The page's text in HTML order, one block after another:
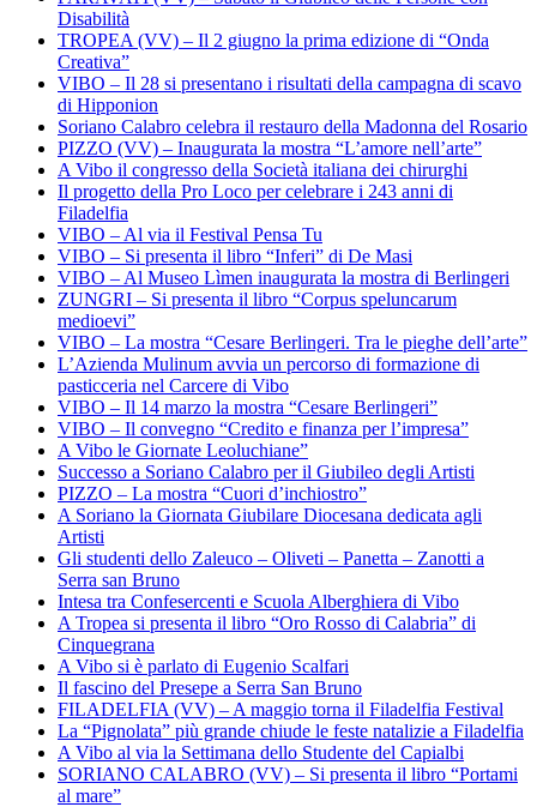
Disabilità
TROPEA (VV) – Il 2 giugno la prima edizione di “Onda
Creativa”
VIBO – Il 28 si presentano i risultati della campagna di scavo
di Hipponion
Soriano Calabro celebra il restauro della Madonna del Rosario
PIZZO (VV) – Inaugurata la mostra “L’amore nell’arte”
A Vibo il congresso della Società italiana dei chirurghi
Il progetto della Pro Loco per celebrare i 243 anni di
Filadelfia
VIBO – Al via il Festival Pensa Tu
VIBO – Si presenta il libro “Inferi” di De Masi
VIBO – Al Museo Lìmen inaugurata la mostra di Berlingeri
ZUNGRI – Si presenta il libro “Corpus speluncarum
medioevi”
VIBO – La mostra “Cesare Berlingeri. Tra le pieghe dell’arte”
L’Azienda Mulinum avvia un percorso di formazione di
pasticceria nel Carcere di Vibo
VIBO – Il 14 marzo la mostra “Cesare Berlingeri”
VIBO – Il convegno “Credito e finanza per l’impresa”
A Vibo le Giornate Leoluchiane”
Successo a Soriano Calabro per il Giubileo degli Artisti
PIZZO – La mostra “Cuori d’inchiostro”
A Soriano la Giornata Giubilare Diocesana dedicata agli
Artisti
Gli studenti dello Zaleuco – Oliveti – Panetta – Zanotti a
Serra san Bruno
Intesa tra Confesercenti e Scuola Alberghiera di Vibo
A Tropea si presenta il libro “Oro Rosso di Calabria” di
Cinquegrana
A Vibo si è parlato di Eugenio Scalfari
Il fascino del Presepe a Serra San Bruno
FILADELFIA (VV) – A maggio torna il Filadelfia Festival
La “Pignolata” più grande chiude le feste natalizie a Filadelfia
A Vibo al via la Settimana dello Studente del Capialbi
SORIANO CALABRO (VV) – Si presenta il libro “Portami
al mare”